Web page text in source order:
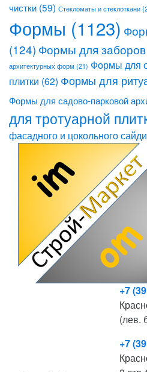
чистки (59) Стекломаты и стеклоткани
Формы (1123)
(124) Формы для заборов
архитектурных форм (21) Формы для
плитки (62) Формы для
Формы для садово-парковой
для тротуарной
фасадного и цокольного
+7
(лев.
+7